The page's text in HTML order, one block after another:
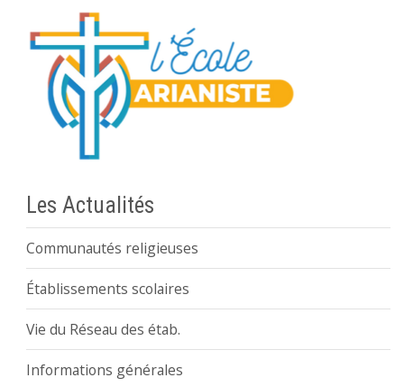
Les Actualités
Communautés religieuses
Établissements scolaires
Vie du Réseau des étab.
Informations générales